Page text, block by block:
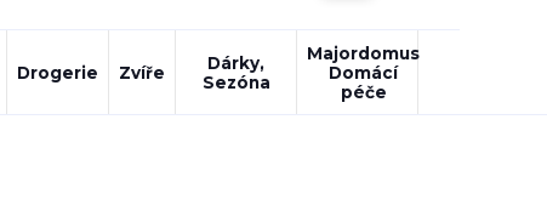
Drogerie Zvíře
Dárky,
Sezóna
Majordomus
Domácí
péče